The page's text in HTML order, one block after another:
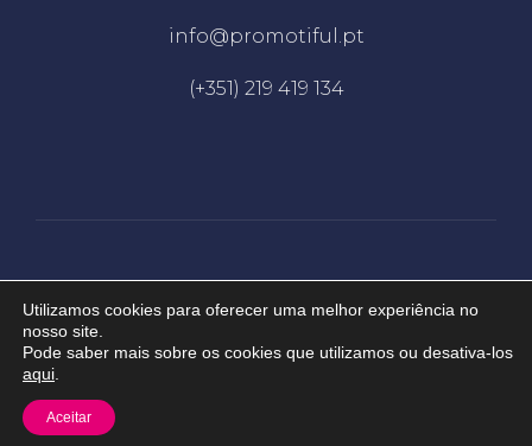
info@promotiful.pt
(+351) 219 419 134
2026 © Promotiful. Todos os direitos
Desenvolvido porEDC
Utilizamos cookies para oferecer uma melhor experiência no
nosso site.
Pode saber mais sobre os cookies que utilizamos ou desativa-los
aqui
Aceitar